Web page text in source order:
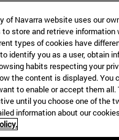
of Navarra website uses our
store and retrieve information
types of cookies have
identify you as a user, obtain
habits respecting your
the content is displayed. You
to enable or accept them all.
until you choose one of the
information about our